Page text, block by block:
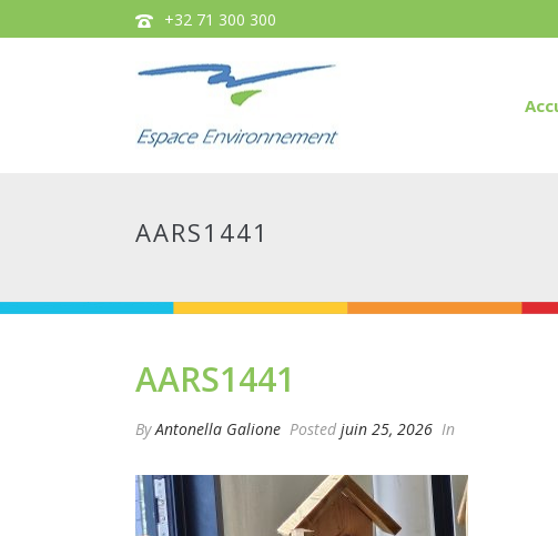
+32 71 300 300
AARS1441
AARS1441
ByAntonella Galione Posted juin 25, 2026 In